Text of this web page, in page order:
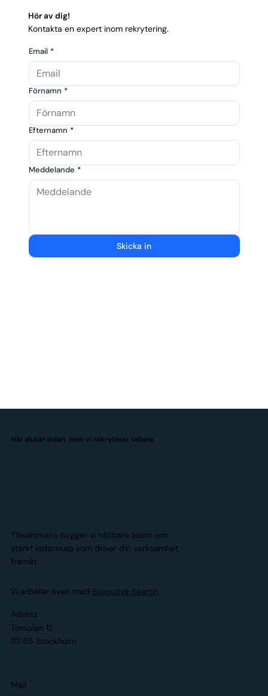
Hör av dig!
Kontakta en expert inom rekrytering.
Email *
Förnamn *
Efternamn *
Meddelande *
Skicka in
Här slutar sidan, men vi rekryterar vidare.
Tillsammans bygger vi hållbara team och
starkt ledarskap som driver din verksamhet
framåt.
Vi arbetar även med Executive Search
Adress
Torsplan 12
113 65 Stockholm
Mail